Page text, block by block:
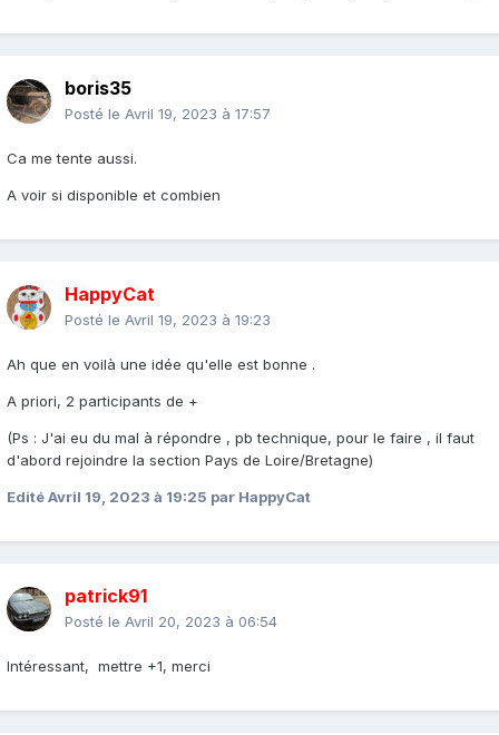
boris35
Posté le Avril 19, 2023 à 17:57
Ca me tente aussi.
A voir si disponible et combien
HappyCat
Posté le Avril 19, 2023 à 19:23
Ah que en voilà une idée qu'elle est bonne .
A priori, 2 participants de +
(Ps : J'ai eu du mal à répondre , pb technique, pour le faire , il faut
d'abord rejoindre la section Pays de Loire/Bretagne)
EditéAvril 19, 2023 à 19:25 par HappyCat
patrick91
Posté le Avril 20, 2023 à 06:54
Intéressant, mettre +1, merci